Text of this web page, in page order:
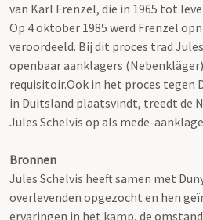
van Karl Frenzel, die in 1965 tot
Op 4 oktober 1985 werd Frenzel
veroordeeld. Bij dit proces trad
openbaar aanklagers
requisitoir.Ook in het proces tegen
in Duitsland plaatsvindt, treedt de
Jules Schelvis op als mede-
Bronnen
Jules Schelvis heeft samen met
overlevenden opgezocht en hen
ervaringen in het kamp, de